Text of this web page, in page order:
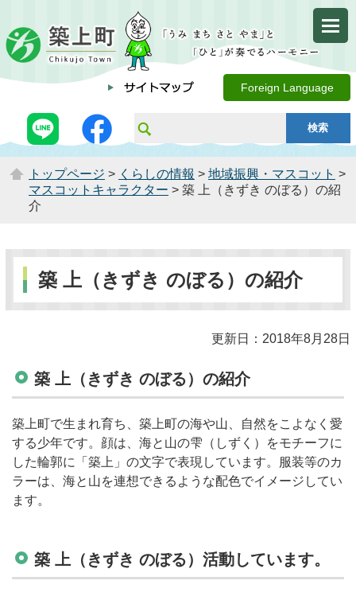
Foreign Language
トップページ > くらしの情報 > 地域振興・マスコット >
マスコットキャラクター > 築 上（きずき のぼる）の紹
介
築 上（きずき のぼる）の紹介
更新日：2018年8月28日
築 上（きずき のぼる）の紹介
築上町で生まれ育ち、築上町の海や山、自然をこよなく愛
する少年です。顔は、海と山の雫（しずく）をモチーフに
した輪郭に「築上」の文字で表現しています。服装等のカ
ラーは、海と山を連想できるような配色でイメージしてい
ます。
築 上（きずき のぼる）活動しています。